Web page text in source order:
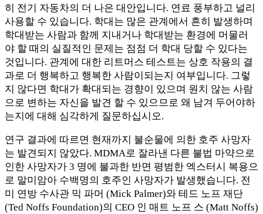
히 전기 자동차의 더 나은 대안입니다. 연료 풍부하고 널리
사용할 수 있습니다. 학대는 많은 관계에서 흔히 발생하며
학대받는 사람과 함께 지내거나 학대받는 환경에 머물러
야 할 때의 실질적인 문제는 점점 더 학대 당할 수 있다는
것입니다. 관계에 대한 리트머스 테스트는 상호 작용의 결
과로 더 행복하고 행복한 사람이되는지 여부입니다. 그렇
지 않다면 학대가 확대되는 경향이 있으며 원치 않는 사람
으로 변하는 자신을 발견 할 수 있으므로 왜 남겨 두어야하
는지에 대해 심각하게 질문하십시오.
연구 결과에 따르면 현재까지 불순물에 의한 호주 사망자
는 발견되지 않았다. MDMA로 잘라낸 다른 불법 마약으로
인한 사망자가 3 명에 불과한 반면 평범한 엑스터시 복용으
로 말미암아 수백명의 호주인 사망자가 발생했습니다. 전
미 연방 수사관 믹 파머 (Mick Palmer)와 테드 노프 재단
(Ted Noffs Foundation)의 CEO 인 매트 노프 스 (Matt Noffs)